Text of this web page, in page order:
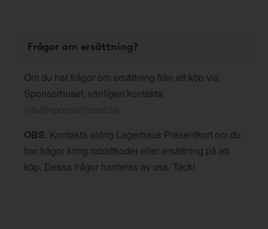
Frågor om ersättning?
Om du har frågor om ersättning från ett köp via
Sponsorhuset, vänligen kontakta
info@sponsorhuset.se
OBS: Kontakta aldrig Lagerhaus Presentkort om du
har frågor kring rabattkoder eller ersättning på ett
köp. Dessa frågor hanteras av oss. Tack!